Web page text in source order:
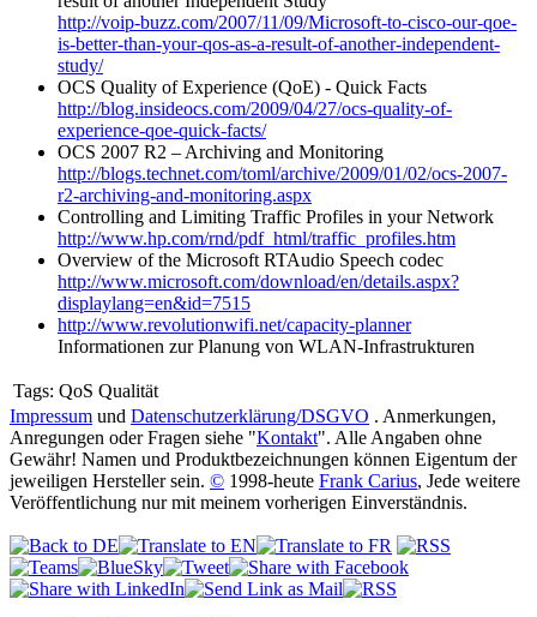
http://voip-buzz.com/2007/11/09/Microsoft-to-cisco-our-qoe-
is-better-than-your-qos-as-a-result-of-another-independent-
study/
OCS Quality of Experience (QoE) - Quick Facts
http://blog.insideocs.com/2009/04/27/ocs-quality-of-
experience-qoe-quick-facts/
OCS 2007 R2 – Archiving and Monitoring
http://blogs.technet.com/toml/archive/2009/01/02/ocs-2007-
r2-archiving-and-monitoring.aspx
Controlling and Limiting Traffic Profiles in your Network
http://www.hp.com/rnd/pdf_html/traffic_profiles.htm
Overview of the Microsoft RTAudio Speech codec
http://www.microsoft.com/download/en/details.aspx?
displaylang=en&id=7515
http://www.revolutionwifi.net/capacity-planner
Informationen zur Planung von WLAN-Infrastrukturen
Tags: QoS Qualität
Impressum und Datenschutzerklärung/DSGVO . Anmerkungen,
Anregungen oder Fragen siehe "Kontakt". Alle Angaben ohne
Gewähr! Namen und Produktbezeichnungen können Eigentum der
jeweiligen Hersteller sein. © 1998-heute Frank Carius, Jede weitere
Veröffentlichung nur mit meinem vorherigen Einverständnis.